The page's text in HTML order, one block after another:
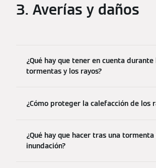
3. Averías y daños
¿Qué hay que tener en cuenta durante
tormentas y los rayos?
¿Cómo proteger la calefacción de los
¿Qué hay que hacer tras una tormenta
inundación?